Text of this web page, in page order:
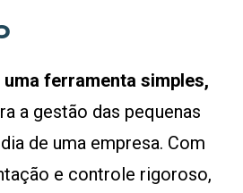
uma ferramenta simples,
a gestão das pequenas
de uma empresa. Com
e controle rigoroso,